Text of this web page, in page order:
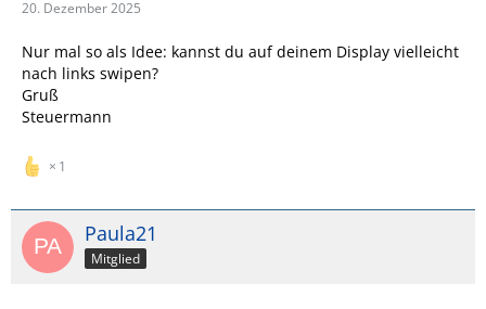
20. Dezember 2025
Nur mal so als Idee: kannst du auf deinem Display vielleicht
nach links swipen?
Gruß
Steuermann
1
Paula21
Mitglied